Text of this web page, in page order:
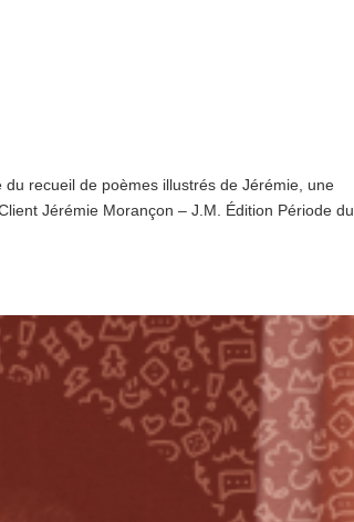
recueil de poèmes illustrés de Jérémie, une
Jérémie Morançon – J.M. Édition Période du